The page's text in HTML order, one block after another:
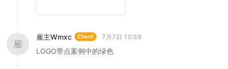
雇
雇主Wmxc 7月7日 10:59
LOGO带点案例中的绿色